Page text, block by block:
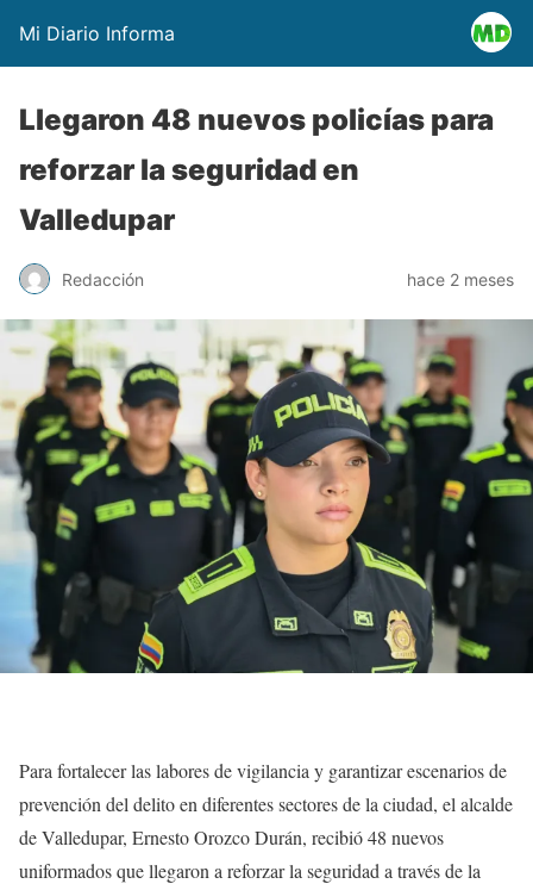
Mi Diario Informa
Llegaron 48 nuevos policías para
reforzar la seguridad en
Valledupar
Redacción hace 2 meses
Para fortalecer las labores de vigilancia y garantizar escenarios de
prevención del delito en diferentes sectores de la ciudad, el alcalde
de Valledupar, Ernesto Orozco Durán, recibió 48 nuevos
uniformados que llegaron a reforzar la seguridad a través de la